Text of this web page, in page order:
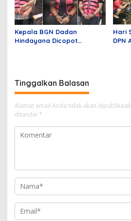
Kepala BGN Dadan
Hindayana Dicopot
Hari
DPN
Tinggalkan Balasan
Alamat email Anda tidak akan
ditandai *